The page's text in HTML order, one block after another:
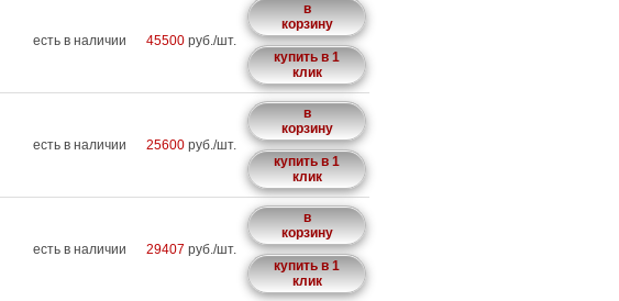
есть в наличии 45500 руб./шт.
в
корзину
купить в 1
клик
есть в наличии 25600 руб./шт.
в
корзину
купить в 1
клик
есть в наличии 29407 руб./шт.
в
корзину
купить в 1
клик